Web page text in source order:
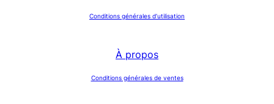
Conditions générales d’utilisation
À propos
Conditions générales de ventes